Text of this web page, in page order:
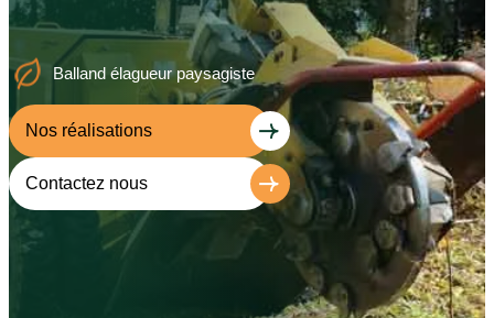
Balland élagueur paysagiste
Nos réalisations
Contactez nous